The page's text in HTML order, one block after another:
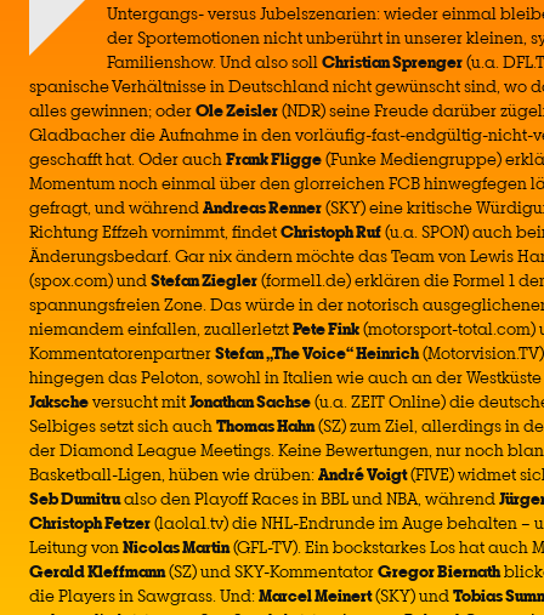
Untergangs- versus Jubelszenarien: wieder einmal
der Sportemotionen nicht unberührt in unserer kleinen,
Familienshow. Und also sollChristian Sprenger(u.a.
spanische Verhältnisse in Deutschland nicht gewünscht sind, wo
alles gewinnen; oderOle Zeisler(NDR) seine Freude darüber
Gladbacher die Aufnahme in den vorläufig-fast-endgültig-nicht-
geschafft hat. Oder auchFrank Fligge(Funke Mediengruppe)
Momentum noch einmal über den glorreichen FCB hinwegfegen
gefragt, und währendAndreas Renner(SKY) eine kritische
Richtung Effzeh vornimmt, findetChristoph Ruf(u.a. SPON) auch
Änderungsbedarf. Gar nix ändern möchte das Team von Lewis
(spox.com) undStefan Ziegler(formel1.de) erklären die Formel 1
spannungsfreien Zone. Das würde in der notorisch
niemandem einfallen, zuallerletztPete Fink(motorsport-total.com)
KommentatorenpartnerStefan „The Voice“ Heinrich
hingegen das Peloton, sowohl in Italien wie auch an der
Jakscheversucht mitJonathan Sachse(u.a. ZEIT Online) die
Selbiges setzt sich auchThomas Hahn(SZ) zum Ziel, allerdings in
der Diamond League Meetings. Keine Bewertungen, nur noch
Basketball-Ligen, hüben wie drüben:André Voigt(FIVE) widmet
Seb Dumitrualso den Playoff Races in BBL und NBA, während
Christoph Fetzer(laola1.tv) die NHL-Endrunde im Auge behalten –
Leitung vonNicolas Martin(GFL-TV). Ein bockstarkes Los hat auch
Gerald Kleffmann(SZ) und SKY-KommentatorGregor Biernath
die Players in Sawgrass. Und:Marcel Meinert(SKY) undTobias